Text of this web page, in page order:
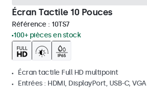
Écran Tactile 10 Pouces
Référence : 10TS7
100+ pièces en stock
Écran tactile Full HD multipoint
Entrées : HDMI, DisplayPort, USB-C, VGA